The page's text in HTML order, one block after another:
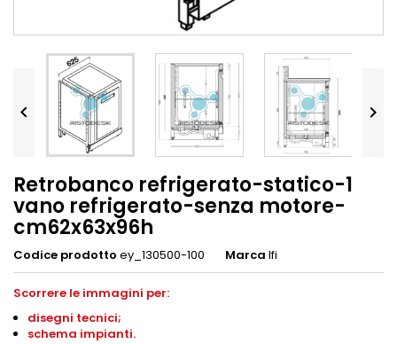
 
Retrobanco refrigerato-statico-1
vano refrigerato-senza motore-
cm62x63x96h
Codice prodotto ey_130500-100 Marca Ifi
Scorrere le immagini per:
disegni tecnici;
schema impianti.